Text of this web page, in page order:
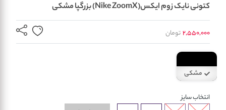
کتونی نایک زوم ایکس(Nike ZoomX) بزرگپا مشکی
2,550,000تومان
مشکی
انتخاب سایز